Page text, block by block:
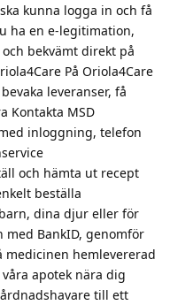
kunna logga in och få
ha en e-legitimation,
bekvämt direkt på
På Oriola4Care
leveranser, få
Kontakta MSD
inloggning, telefon
och hämta ut recept
beställa
dina djur eller för
BankID, genomför
hemlevererad
apotek nära dig
till ett